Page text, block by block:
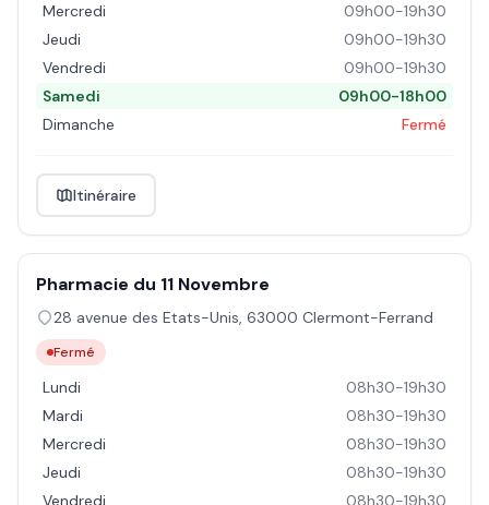
Mercredi
09h00-19h30
Jeudi
09h00-19h30
Vendredi
09h00-19h30
Samedi
09h00-18h00
Dimanche
Fermé
Itinéraire
Pharmacie du 11 Novembre
28 avenue des Etats-Unis, 63000 Clermont-Ferrand
Fermé
Lundi
08h30-19h30
Mardi
08h30-19h30
Mercredi
08h30-19h30
Jeudi
08h30-19h30
Vendredi
08h30-19h30